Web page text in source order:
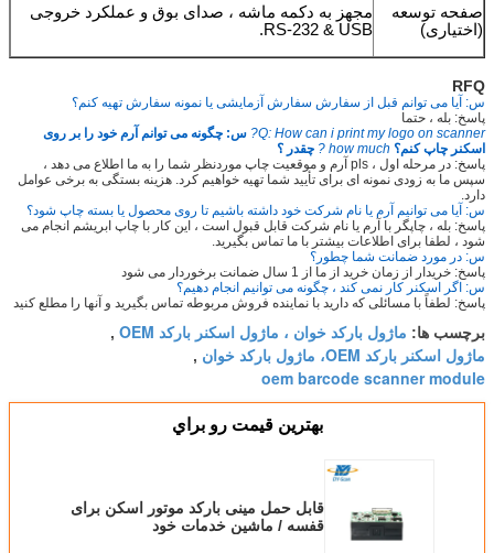
صفحه توسعه
(اختیاری)
مجهز به دکمه ماشه ، صدای بوق و عملکرد خروجی
RS-232 & USB.
RFQ
س: آیا می توانم قبل از سفارش سفارش آزمایشی یا نمونه سفارش تهیه کنم؟
پاسخ: بله ، حتما
Q: How can i print my logo on scanner?
س: چگونه می توانم آرم خود را بر روی
اسکنر چاپ کنم؟ how much ?
چقدر ؟
پاسخ: در مرحله اول ، pls آرم و موقعیت چاپ موردنظر شما را به ما اطلاع می دهد ،
سپس ما به زودی نمونه ای برای تأیید شما تهیه خواهیم کرد. هزینه بستگی به برخی عوامل
دارد.
س: آیا می توانیم آرم یا نام شرکت خود داشته باشیم تا روی محصول یا بسته چاپ شود؟
پاسخ: بله ، چاپگر با آرم یا نام شرکت قابل قبول است ، این کار با چاپ ابریشم انجام می
شود ، لطفا برای اطلاعات بیشتر با ما تماس بگیرید.
س: در مورد ضمانت شما چطور؟
پاسخ: خریدار از زمان خرید از ما از 1 سال ضمانت برخوردار می شود
س: اگر اسکنر کار نمی کند ، چگونه می توانیم انجام دهیم؟
پاسخ: لطفاً با مسائلی که دارید با نماینده فروش مربوطه تماس بگیرید و آنها را مطلع کنید
برچسب ها: ماژول بارکد خوان ، ماژول اسکنر بارکد OEM ,
ماژول اسکنر بارکد OEM، ماژول بارکد خوان ,
oem barcode scanner module
بهترين قيمت رو براي
قابل حمل مینی بارکد موتور اسکن برای
قفسه / ماشین خدمات خود